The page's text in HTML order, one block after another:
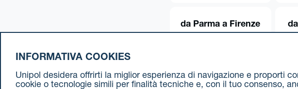
da Parma a Firenze
INFORMATIVA COOKIES
Unipol desidera offrirti la miglior esperienza di navigazione e proporti
cookie o tecnologie simili per finalità tecniche e, con il tuo consenso,